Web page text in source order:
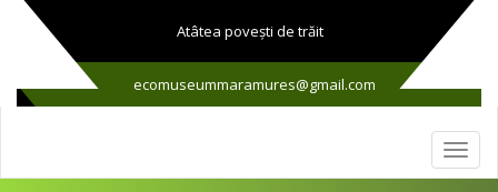
Atâtea poveşti de trăit
ecomuseummaramures@gmail.com